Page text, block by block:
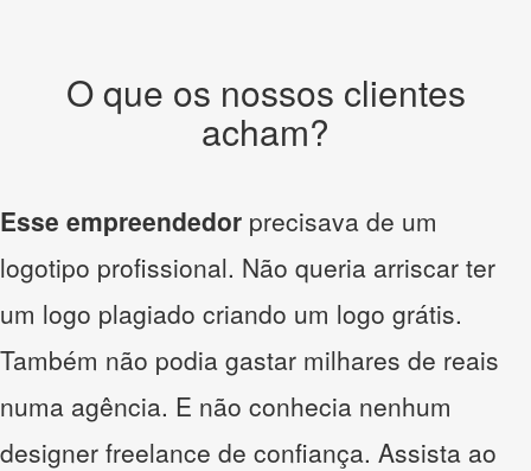
O que os nossos clientes
acham?
Esse empreendedor precisava de um
logotipo profissional. Não queria arriscar ter
um logo plagiado criando um logo grátis.
Também não podia gastar milhares de reais
numa agência. E não conhecia nenhum
designer freelance de confiança. Assista ao